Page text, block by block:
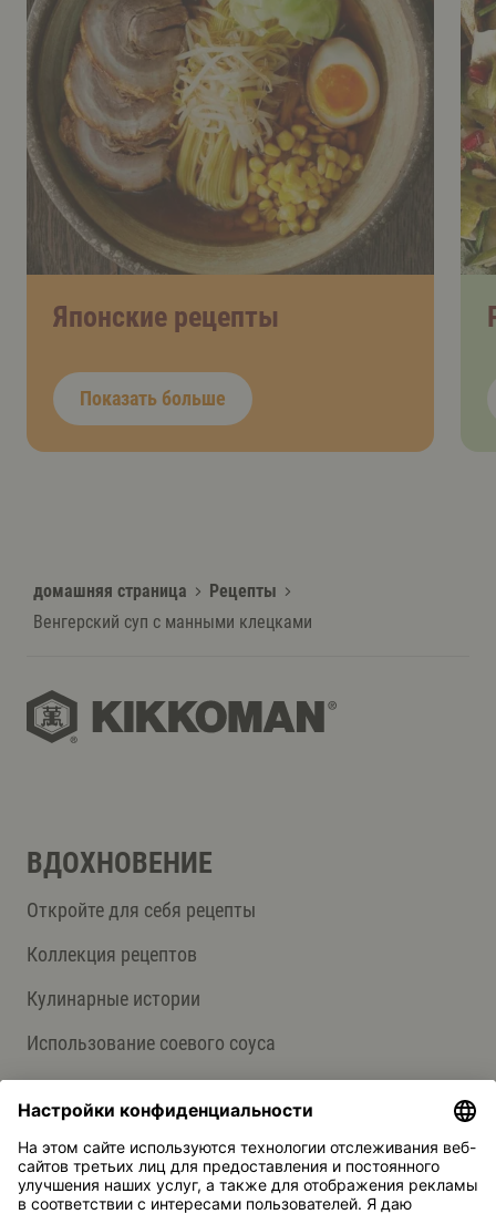
Японские рецепты
Показать больше
домашняя страница
Рецепты
Венгерский суп с манными клецками
ВДОХНОВЕНИЕ
Откройте для себя рецепты
Коллекция рецептов
Кулинарные истории
Использование соевого соуса
О НАС
Продукция
Группа компаний Kikkoman